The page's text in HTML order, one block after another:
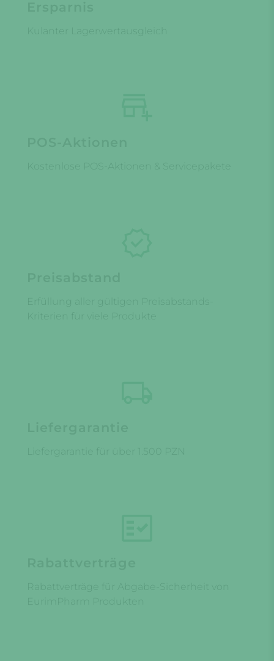
Kulanter Lagerwertausgleich
Kostenlose POS-Aktionen & Servicepakete
Erfüllung aller gültigen Preisabstands-
Kriterien für viele Produkte
Liefergarantie für über 1.500 PZN
Rabattverträge für Abgabe-Sicherheit von
EurimPharm Produkten